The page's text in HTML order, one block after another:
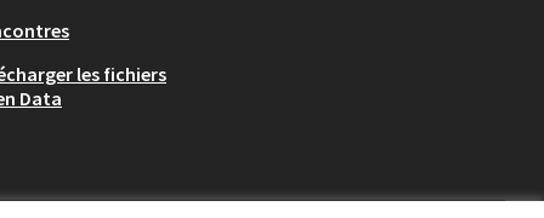
les fichiers
Data